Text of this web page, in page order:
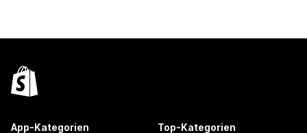
App-Kategorien Top-Kategorien